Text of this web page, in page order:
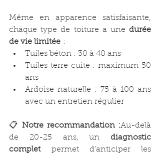
Même en apparence satisfaisante,
chaque type de toiture a une durée
de vie limitée :
Tuiles béton : 30 à 40 ans
Tuiles terre cuite : maximum 50
ans
Ardoise naturelle : 75 à 100 ans
avec un entretien régulier
📋 Notre recommandation :Au-delà
de 20-25 ans, un diagnostic
complet permet d'anticiper les